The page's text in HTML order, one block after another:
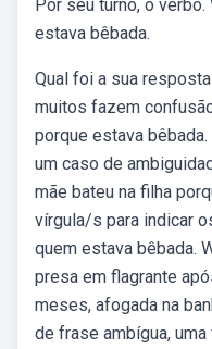
Por seu turno, o
estava bêbada.
Qual foi a sua
muitos fazem
porque estava
um caso de
mãe bateu na filha
vírgula/s para indicar
quem estava bêbada.
presa em flagrante
meses, afogada na
de frase ambígua,